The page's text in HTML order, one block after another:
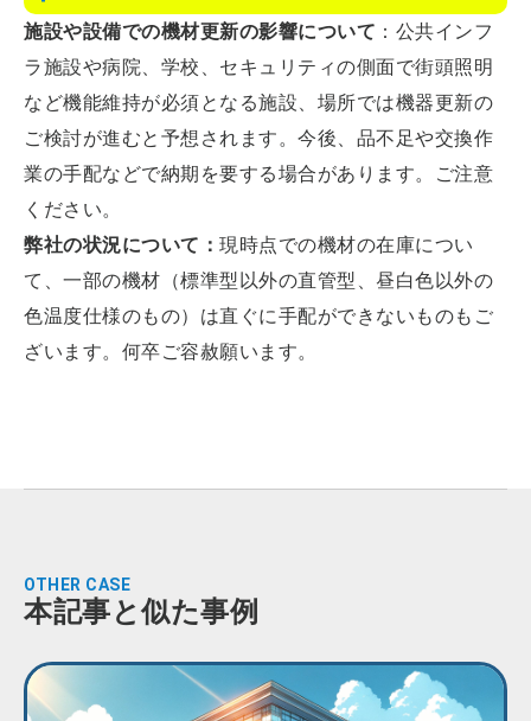
施設や設備での機材更新の影響について ：公共インフ
ラ施設や病院、学校、セキュリティの側面で街頭照明
など機能維持が必須となる施設、場所では機器更新の
ご検討が進むと予想されます。今後、品不足や交換作
業の手配などで納期を要する場合があります。ご注意
ください。
弊社の状況について： 現時点での機材の在庫につい
て、一部の機材（標準型以外の直管型、昼白色以外の
色温度仕様のもの）は直ぐに手配ができないものもご
ざいます。何卒ご容赦願います。
OTHER CASE
本記事と似た事例